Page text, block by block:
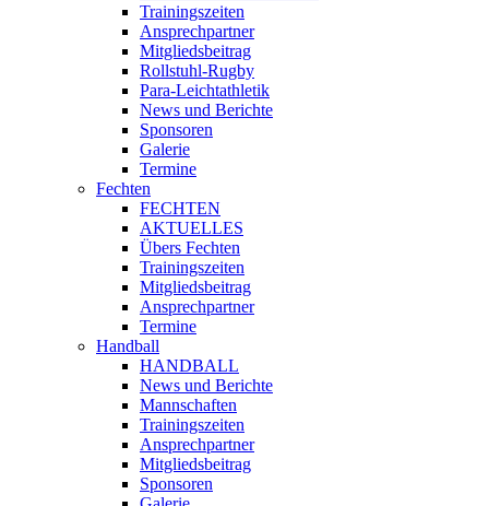
Trainingszeiten
Ansprechpartner
Mitgliedsbeitrag
Rollstuhl-Rugby
Para-Leichtathletik
News und Berichte
Sponsoren
Galerie
Termine
Fechten
FECHTEN
AKTUELLES
Übers Fechten
Trainingszeiten
Mitgliedsbeitrag
Ansprechpartner
Termine
Handball
HANDBALL
News und Berichte
Mannschaften
Trainingszeiten
Ansprechpartner
Mitgliedsbeitrag
Sponsoren